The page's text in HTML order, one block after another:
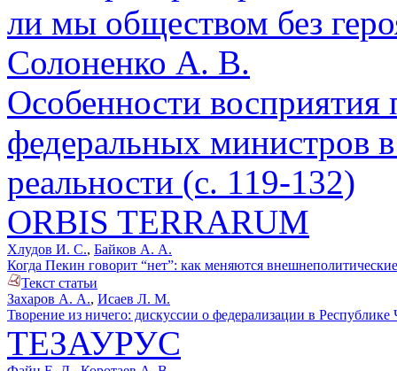
ли мы обществом без
Солоненко А. В.
Особенности восприятия
федеральных министров
реальности (с. 119-132)
ORBIS TERRARUM
Хлудов И. С., Байков А. А.
Когда Пекин говорит “нет”: как меняются
Текст статьи
Захаров А. А., Исаев Л. М.
Творение из ничего: дискуссии о федерализации в Республике
ТЕЗАУРУС